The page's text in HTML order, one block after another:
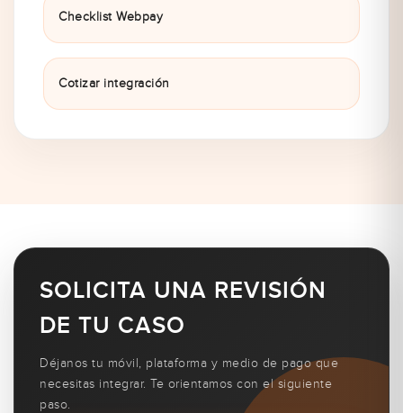
Checklist Webpay
Cotizar integración
SOLICITA UNA REVISIÓN
DE TU CASO
Déjanos tu móvil, plataforma y medio de pago que
necesitas integrar. Te orientamos con el siguiente
paso.